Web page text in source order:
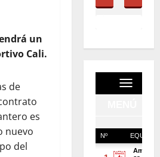
un
Cali.
de
es
nuevo
del